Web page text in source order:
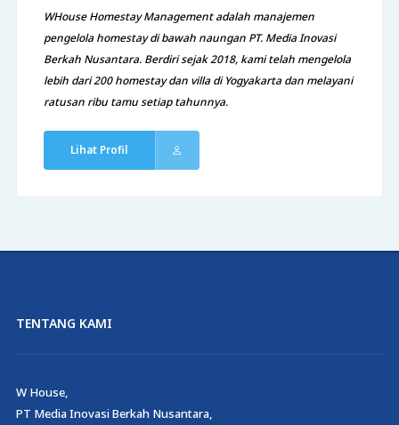
WHouse Homestay Management adalah manajemen
pengelola homestay di bawah naungan PT. Media Inovasi
Berkah Nusantara. Berdiri sejak 2018, kami telah mengelola
lebih dari 200 homestay dan villa di Yogyakarta dan melayani
ratusan ribu tamu setiap tahunnya.
Lihat Profil
TENTANG KAMI
W House,
PT Media Inovasi Berkah Nusantara,